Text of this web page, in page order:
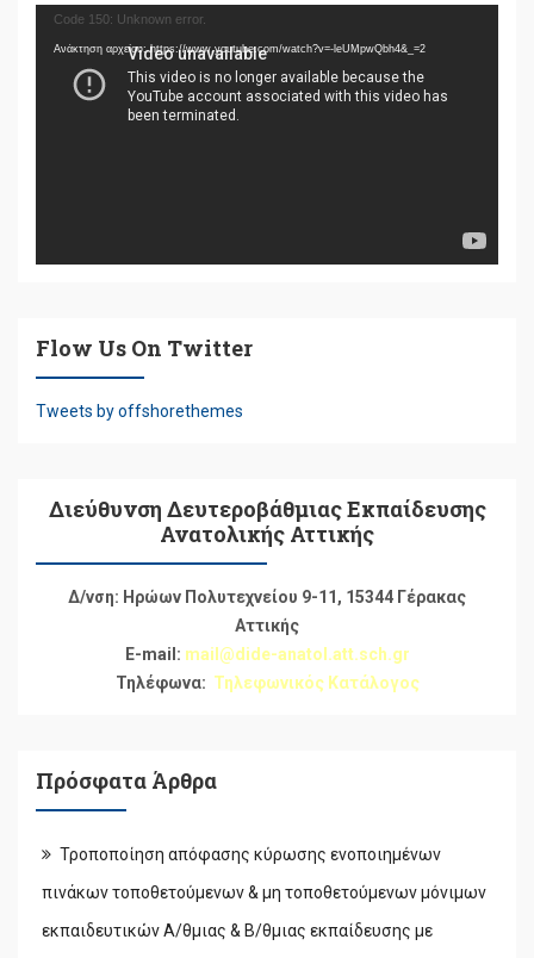
Πρόγραμμα
Αναπαραγωγής
Βίντεο
Code 150: Unknown error.
Ανάκτηση αρχείου: https://www.youtube.com/watch?v=-leUMpwQbh4&_=2
Flow Us On Twitter
Tweets by offshorethemes
Διεύθυνση Δευτεροβάθμιας Εκπαίδευσης
Ανατολικής Αττικής
Δ/νση: Ηρώων Πολυτεχνείου 9-11, 15344 Γέρακας
Αττικής
E-mail: mail@dide-anatol.att.sch.gr
Τηλέφωνα: Τηλεφωνικός Κατάλογος
Πρόσφατα Άρθρα
Τροποποίηση απόφασης κύρωσης ενοποιημένων
πινάκων τοποθετούμενων & μη τοποθετούμενων μόνιμων
εκπαιδευτικών Α/θμιας & Β/θμιας εκπαίδευσης με